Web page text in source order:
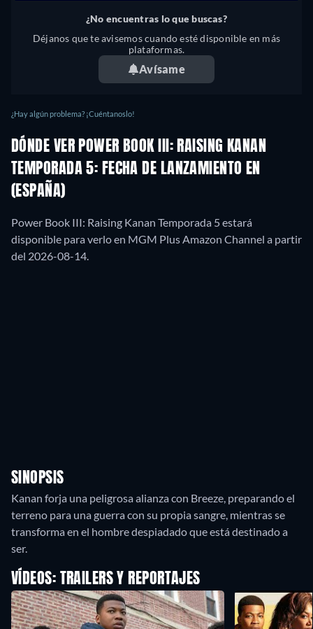
¿No encuentras lo que buscas?
Déjanos que te avisemos cuando esté disponible en más
plataformas.
Avísame
¿Hay algún problema? ¡Cuéntanoslo!
DÓNDE VER POWER BOOK III: RAISING KANAN
TEMPORADA 5: FECHA DE LANZAMIENTO EN
(ESPAÑA)
Power Book III: Raising Kanan Temporada 5 estará
disponible para verlo en MGM Plus Amazon Channel a partir
del 2026-08-14.
SINOPSIS
Kanan forja una peligrosa alianza con Breeze, preparando el
terreno para una guerra con su propia sangre, mientras se
transforma en el hombre despiadado que está destinado a
ser.
VÍDEOS: TRAILERS Y REPORTAJES